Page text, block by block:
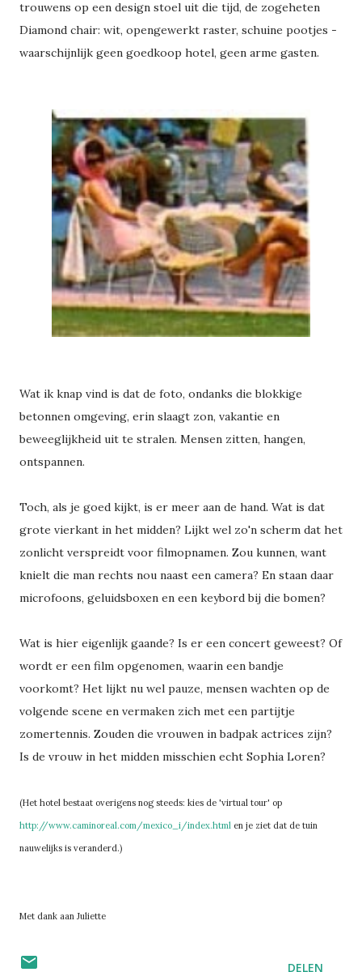
trouwens op een design stoel uit die tijd, de zogeheten
Diamond chair: wit, opengewerkt raster, schuine pootjes -
waarschijnlijk geen goedkoop hotel, geen arme gasten.
Wat ik knap vind is dat de foto, ondanks die blokkige
betonnen omgeving, erin slaagt zon, vakantie en
beweeglijkheid uit te stralen. Mensen zitten, hangen,
ontspannen.
Toch, als je goed kijkt, is er meer aan de hand. Wat is dat
grote vierkant in het midden? Lijkt wel zo'n scherm dat het
zonlicht verspreidt voor filmopnamen. Zou kunnen, want
knielt die man rechts nou naast een camera? En staan daar
microfoons, geluidsboxen en een keybord bij die bomen?
Wat is hier eigenlijk gaande? Is er een concert geweest? Of
wordt er een film opgenomen, waarin een bandje
voorkomt? Het lijkt nu wel pauze, mensen wachten op de
volgende scene en vermaken zich met een partijtje
zomertennis. Zouden die vrouwen in badpak actrices zijn?
Is de vrouw in het midden misschien echt Sophia Loren?
(Het hotel bestaat overigens nog steeds: kies de 'virtual tour' op
http://www.caminoreal.com/mexico_i/index.html en je ziet dat de tuin
nauwelijks is veranderd.)
Met dank aan Juliette
DELEN